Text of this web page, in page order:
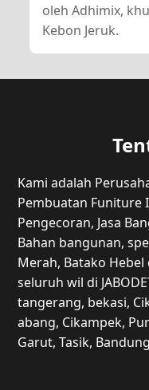
oleh Adhimix,
Kebon Jeruk.
Kami adalah
Pembuatan Funiture
Pengecoran, Jasa
Bahan bangunan,
Merah, Batako
seluruh wil di
tangerang, bekasi,
abang, Cikampek,
Garut, Tasik,